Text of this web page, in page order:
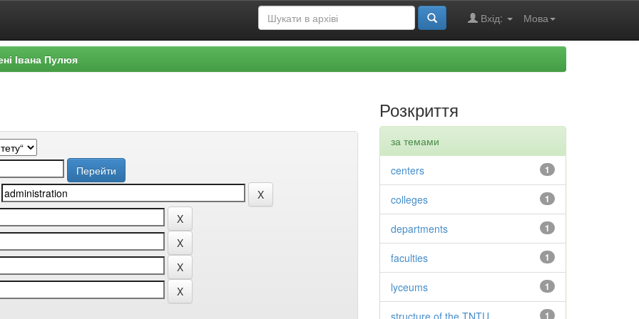
Мова
Вхід:
Івана Пулюя
Розкриття
за темами
1
centers
1
colleges
1
departments
1
faculties
1
lyceums
1
structure of the TNTU